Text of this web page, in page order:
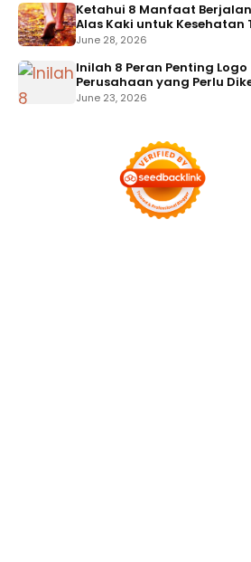
Ketahui 8 Manfaat
Alas Kaki untuk Kesehatan
June 28, 2026
Inilah 8 Peran Penting Logo
Perusahaan yang Perlu
June 23, 2026